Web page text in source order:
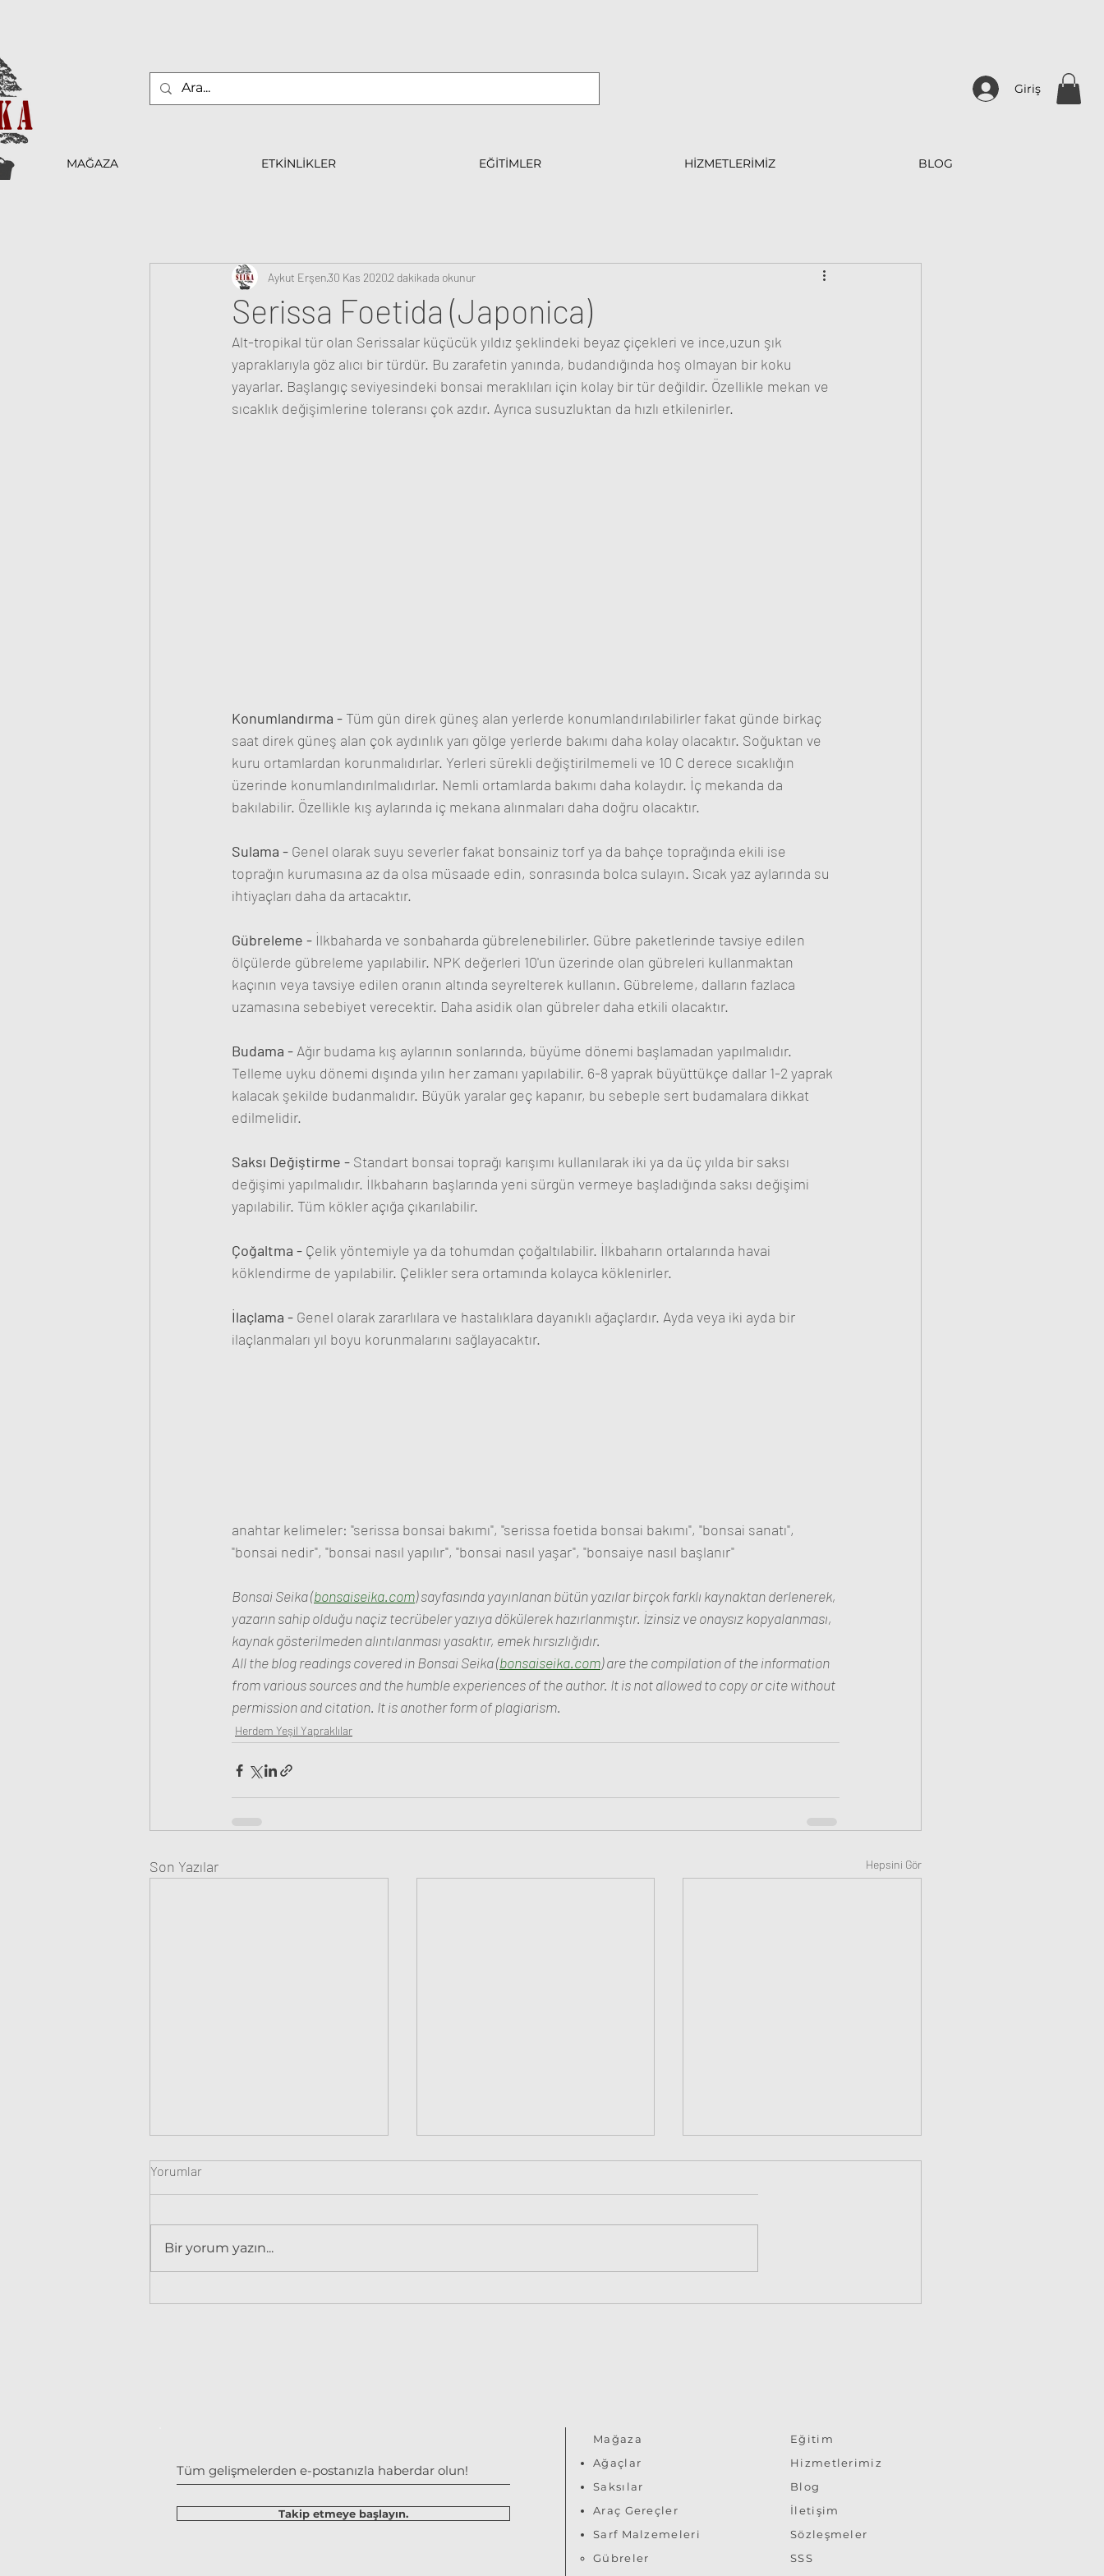
Giriş
MAĞAZA ETKİNLİKLER EĞİTİMLER HİZMETLERİMİZ BLOG
Serissa Foetida (Japonica)
Aykut Erşen30 Kas 20202 dakikada okunur
Alt-tropikal tür olan Serissalar küçücük yıldız şeklindeki beyaz çiçekleri ve ince,uzun şık
yapraklarıyla göz alıcı bir türdür. Bu zarafetin yanında, budandığında hoş olmayan bir koku
yayarlar. Başlangıç seviyesindeki bonsai meraklıları için kolay bir tür değildir. Özellikle mekan ve
sıcaklık değişimlerine toleransı çok azdır. Ayrıca susuzluktan da hızlı etkilenirler.
Konumlandırma - Tüm gün direk güneş alan yerlerde konumlandırılabilirler fakat günde birkaç
saat direk güneş alan çok aydınlık yarı gölge yerlerde bakımı daha kolay olacaktır. Soğuktan ve
kuru ortamlardan korunmalıdırlar. Yerleri sürekli değiştirilmemeli ve 10 C derece sıcaklığın
üzerinde konumlandırılmalıdırlar. Nemli ortamlarda bakımı daha kolaydır. İç mekanda da
bakılabilir. Özellikle kış aylarında iç mekana alınmaları daha doğru olacaktır.
Sulama - Genel olarak suyu severler fakat bonsainiz torf ya da bahçe toprağında ekili ise
toprağın kurumasına az da olsa müsaade edin, sonrasında bolca sulayın. Sıcak yaz aylarında su
ihtiyaçları daha da artacaktır.
Gübreleme - İlkbaharda ve sonbaharda gübrelenebilirler. Gübre paketlerinde tavsiye edilen
ölçülerde gübreleme yapılabilir. NPK değerleri 10'un üzerinde olan gübreleri kullanmaktan
kaçının veya tavsiye edilen oranın altında seyrelterek kullanın. Gübreleme, dalların fazlaca
uzamasına sebebiyet verecektir. Daha asidik olan gübreler daha etkili olacaktır.
Budama - Ağır budama kış aylarının sonlarında, büyüme dönemi başlamadan yapılmalıdır.
Telleme uyku dönemi dışında yılın her zamanı yapılabilir. 6-8 yaprak büyüttükçe dallar 1-2 yaprak
kalacak şekilde budanmalıdır. Büyük yaralar geç kapanır, bu sebeple sert budamalara dikkat
edilmelidir.
Saksı Değiştirme - Standart bonsai toprağı karışımı kullanılarak iki ya da üç yılda bir saksı
değişimi yapılmalıdır. İlkbaharın başlarında yeni sürgün vermeye başladığında saksı değişimi
yapılabilir. Tüm kökler açığa çıkarılabilir.
Çoğaltma - Çelik yöntemiyle ya da tohumdan çoğaltılabilir. İlkbaharın ortalarında havai
köklendirme de yapılabilir. Çelikler sera ortamında kolayca köklenirler.
İlaçlama - Genel olarak zararlılara ve hastalıklara dayanıklı ağaçlardır. Ayda veya iki ayda bir
ilaçlanmaları yıl boyu korunmalarını sağlayacaktır.
anahtar kelimeler: "serissa bonsai bakımı", "serissa foetida bonsai bakımı", "bonsai sanatı",
"bonsai nedir", "bonsai nasıl yapılır", "bonsai nasıl yaşar", "bonsaiye nasıl başlanır"
Bonsai Seika (bonsaiseika.com) sayfasında yayınlanan bütün yazılar birçok farklı kaynaktan derlenerek,
yazarın sahip olduğu naçiz tecrübeler yazıya dökülerek hazırlanmıştır. İzinsiz ve onaysız kopyalanması,
kaynak gösterilmeden alıntılanması yasaktır, emek hırsızlığıdır.
All the blog readings covered in Bonsai Seika (bonsaiseika.com) are the compilation of the information
from various sources and the humble experiences of the author. It is not allowed to copy or cite without
permission and citation. It is another form of plagiarism.
Herdem Yeşil Yapraklılar
Son Yazılar Hepsini Gör
Yorumlar
Bir yorum yazın...
Takip etmeye başlayın.
Mağaza
Ağaçlar
Saksılar
Araç Gereçler
S​arf Malzemeleri
Gübreler
Eğitim
Hizmetlerimiz
Blog
İletişim
Sözleşmeler
SSS